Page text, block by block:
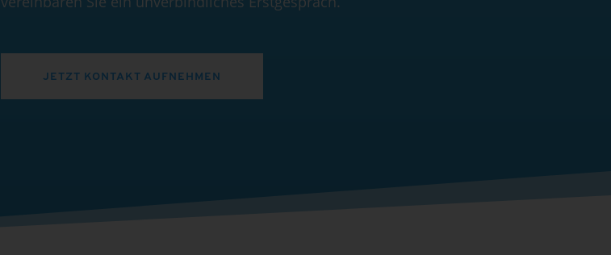
JETZT KONTAKT AUFNEHMEN